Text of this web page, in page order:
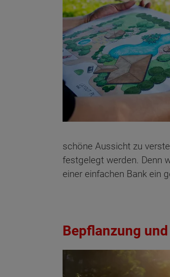
schöne Aussicht zu
festgelegt werden. Denn
einer einfachen Bank ein
Bepflanzung